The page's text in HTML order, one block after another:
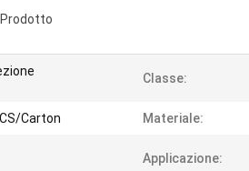
Classe:
Carton Materiale:
Applicazione: